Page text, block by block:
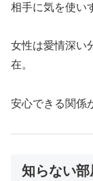
相手に気を使い
女性は愛情深い
在。
安心できる関係
知らない